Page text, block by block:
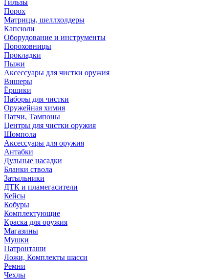
Гильзы
Порох
Матрицы, шеллхолдеры
Капсюли
Оборудование и инструменты
Пороховницы
Прокладки
Пыжи
Аксессуары для чистки оружия
Вишеры
Ёршики
Наборы для чистки
Оружейная химия
Патчи, Тампоны
Центры для чистки оружия
Шомпола
Аксессуары для оружия
Антабки
Дульные насадки
Бланки ствола
Затыльники
ДТК и пламегасители
Кейсы
Кобуры
Комплектующие
Краска для оружия
Магазины
Мушки
Патронташи
Ложи, Комплекты шасси
Ремни
Чехлы